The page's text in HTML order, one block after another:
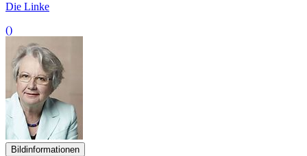
Die Linke
()
Bildinformationen